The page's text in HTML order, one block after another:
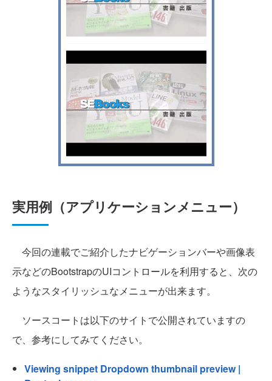
実用例（アプリケーションメニュー）
今回の連載でご紹介したナビゲーションバーや画像表
示などのBootstrapのUIコントロールを利用すると、次の
ようなスタイリッシュなメニューが出来ます。
ソースコートは以下のサイトで公開されていますの
で、参考にしてみてください。
Viewing snippet Dropdown thumbnail preview |